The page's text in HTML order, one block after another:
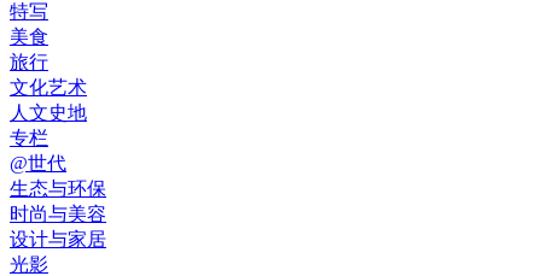
特写
美食
旅行
文化艺术
人文史地
专栏
@世代
生态与环保
时尚与美容
设计与家居
光影